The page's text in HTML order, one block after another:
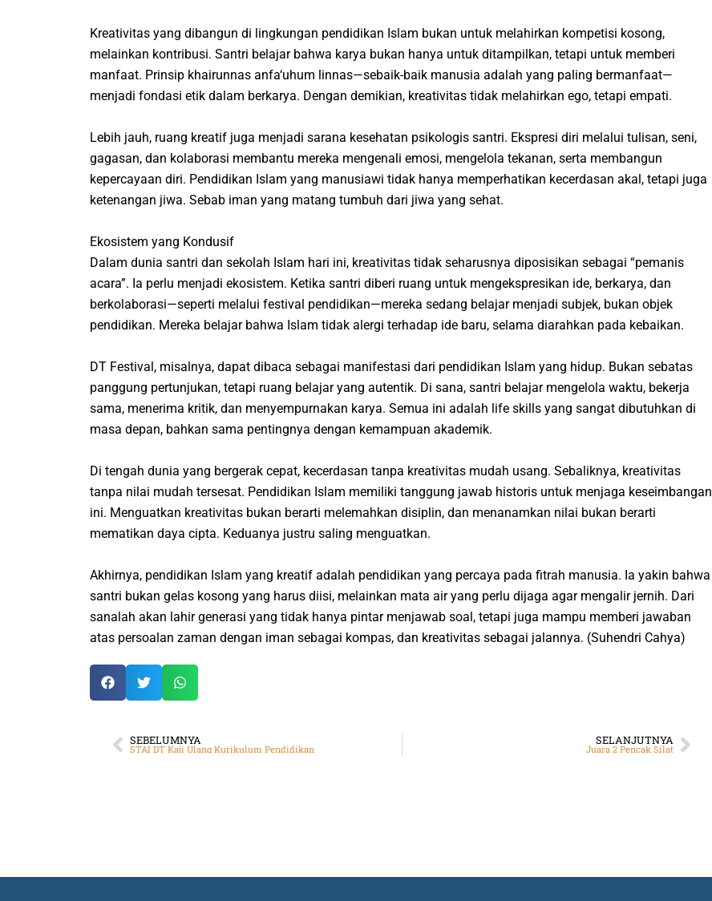
Kreativitas yang dibangun di lingkungan pendidikan Islam bukan untuk melahirkan kompetisi kosong,
melainkan kontribusi. Santri belajar bahwa karya bukan hanya untuk ditampilkan, tetapi untuk memberi
manfaat. Prinsip khairunnas anfa‘uhum linnas—sebaik-baik manusia adalah yang paling bermanfaat—
menjadi fondasi etik dalam berkarya. Dengan demikian, kreativitas tidak melahirkan ego, tetapi empati.
Lebih jauh, ruang kreatif juga menjadi sarana kesehatan psikologis santri. Ekspresi diri melalui tulisan, seni,
gagasan, dan kolaborasi membantu mereka mengenali emosi, mengelola tekanan, serta membangun
kepercayaan diri. Pendidikan Islam yang manusiawi tidak hanya memperhatikan kecerdasan akal, tetapi juga
ketenangan jiwa. Sebab iman yang matang tumbuh dari jiwa yang sehat.
Ekosistem yang Kondusif
Dalam dunia santri dan sekolah Islam hari ini, kreativitas tidak seharusnya diposisikan sebagai “pemanis
acara”. Ia perlu menjadi ekosistem. Ketika santri diberi ruang untuk mengekspresikan ide, berkarya, dan
berkolaborasi—seperti melalui festival pendidikan—mereka sedang belajar menjadi subjek, bukan objek
pendidikan. Mereka belajar bahwa Islam tidak alergi terhadap ide baru, selama diarahkan pada kebaikan.
DT Festival, misalnya, dapat dibaca sebagai manifestasi dari pendidikan Islam yang hidup. Bukan sebatas
panggung pertunjukan, tetapi ruang belajar yang autentik. Di sana, santri belajar mengelola waktu, bekerja
sama, menerima kritik, dan menyempurnakan karya. Semua ini adalah life skills yang sangat dibutuhkan di
masa depan, bahkan sama pentingnya dengan kemampuan akademik.
Di tengah dunia yang bergerak cepat, kecerdasan tanpa kreativitas mudah usang. Sebaliknya, kreativitas
tanpa nilai mudah tersesat. Pendidikan Islam memiliki tanggung jawab historis untuk menjaga keseimbangan
ini. Menguatkan kreativitas bukan berarti melemahkan disiplin, dan menanamkan nilai bukan berarti
mematikan daya cipta. Keduanya justru saling menguatkan.
Akhirnya, pendidikan Islam yang kreatif adalah pendidikan yang percaya pada fitrah manusia. Ia yakin bahwa
santri bukan gelas kosong yang harus diisi, melainkan mata air yang perlu dijaga agar mengalir jernih. Dari
sanalah akan lahir generasi yang tidak hanya pintar menjawab soal, tetapi juga mampu memberi jawaban
atas persoalan zaman dengan iman sebagai kompas, dan kreativitas sebagai jalannya. (Suhendri Cahya)
SEBELUMNYA
STAI DT Kaji Ulang Kurikulum Pendidikan
SELANJUTNYA
Juara 2 Pencak Silat